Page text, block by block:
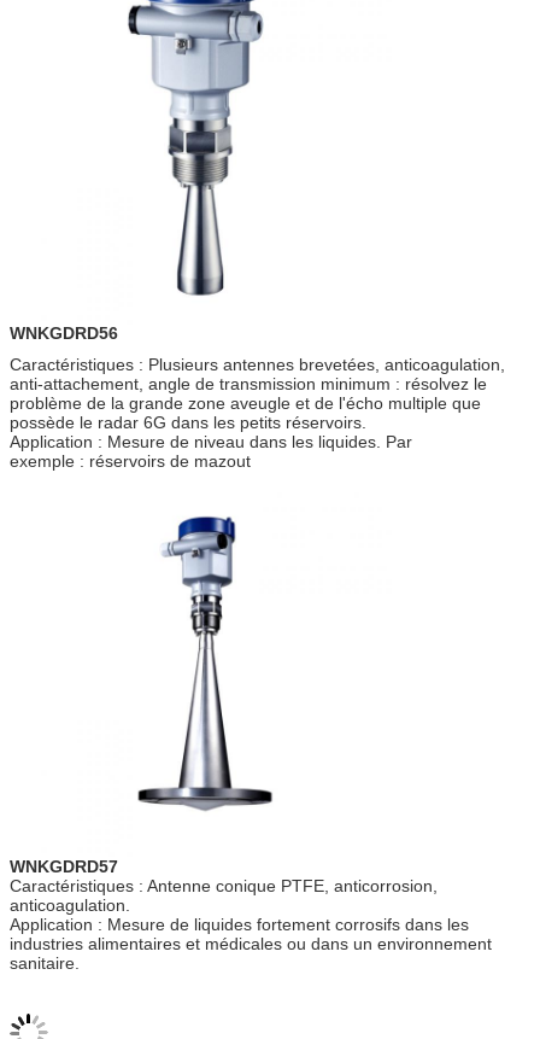
WNKGDRD56
Caractéristiques : Plusieurs antennes brevetées, anticoagulation,
anti-attachement, angle de transmission minimum : résolvez le
problème de la grande zone aveugle et de l'écho multiple que
possède le radar 6G dans les petits réservoirs.
Application : Mesure de niveau dans les liquides. Par
exemple : réservoirs de mazout
WNKGDRD57
Caractéristiques : Antenne conique PTFE, anticorrosion,
anticoagulation.
Application : Mesure de liquides fortement corrosifs dans les
industries alimentaires et médicales ou dans un environnement
sanitaire.